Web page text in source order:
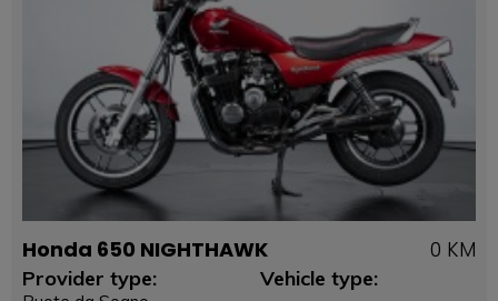
Honda 650 NIGHTHAWK 0 KM
Provider type: Vehicle type: